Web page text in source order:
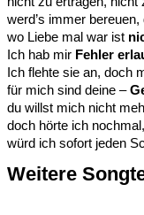
werd’s immer bereuen,
wo Liebe mal war ist
Ich hab mir Fehler
Ich flehte sie an, doch
für mich sind deine –
du willst mich nicht
doch hörte ich
würd ich sofort jeden
Weitere